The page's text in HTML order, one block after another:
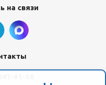
на связи